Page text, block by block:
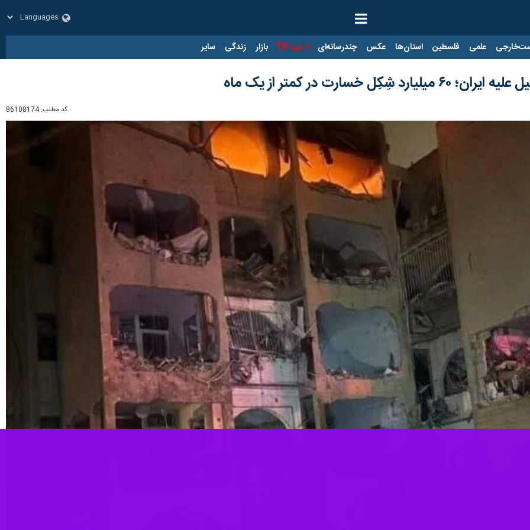
علمی فلسطین استان‌ها عکس چندرسانه‌ای ایرنا TV بازار زندگی سایر
خسارت در کمتر از یک ماه
کد مطلب: 86108174